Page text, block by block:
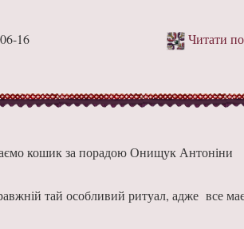
16 Читати
кошик за порадою Онищук Антоніни
тай особливий ритуал, адже все